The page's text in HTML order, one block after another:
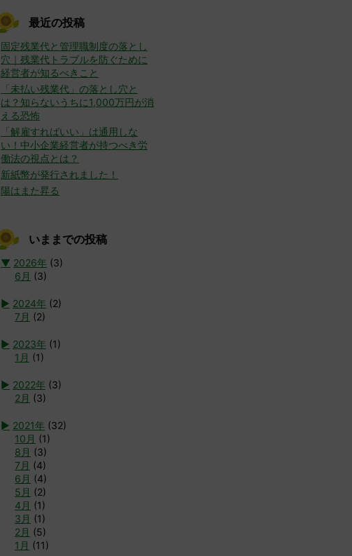
最近の投稿
固定残業代と管理職制度の落とし
穴｜残業代トラブルを防ぐために
経営者が知るべきこと
「未払い残業代」の落とし穴と
は？知らないうちに1,000万円が消
える恐怖
「解雇すればいい」は通用しな
い！中小企業経営者が持つべき労
働法の視点とは？
新紙幣が発行されました！
陽はまた昇る
いままでの投稿
▼ 2026年 (3)
6月 (3)
► 2024年 (2)
7月 (2)
► 2023年 (1)
1月 (1)
► 2022年 (3)
2月 (3)
► 2021年 (32)
10月 (1)
8月 (3)
7月 (4)
6月 (4)
5月 (2)
4月 (1)
3月 (1)
2月 (5)
1月 (11)